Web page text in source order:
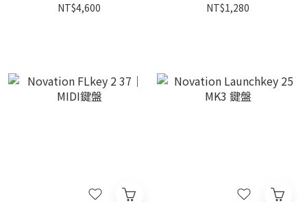
NT$4,600
NT$1,280